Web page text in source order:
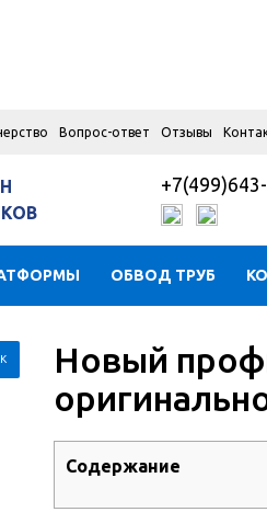
Вопрос-ответ Отзывы
ОБВОД ТРУБ
Новый
Содержание